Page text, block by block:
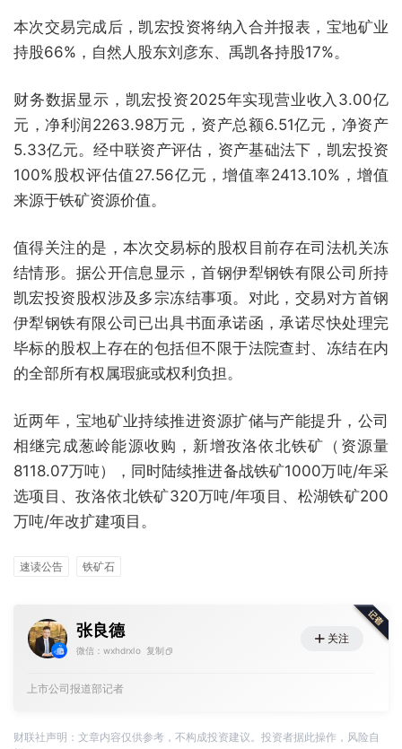
本次交易完成后，凯宏投资将纳入合并报表，宝地矿业
持股66%，自然人股东刘彦东、禹凯各持股17%。
财务数据显示，凯宏投资2025年实现营业收入3.00亿
元，净利润2263.98万元，资产总额6.51亿元，净资产
5.33亿元。经中联资产评估，资产基础法下，凯宏投资
100%股权评估值27.56亿元，增值率2413.10%，增值
来源于铁矿资源价值。
值得关注的是，本次交易标的股权目前存在司法机关冻
结情形。据公开信息显示，首钢伊犁钢铁有限公司所持
凯宏投资股权涉及多宗冻结事项。对此，交易对方首钢
伊犁钢铁有限公司已出具书面承诺函，承诺尽快处理完
毕标的股权上存在的包括但不限于法院查封、冻结在内
的全部所有权属瑕疵或权利负担。
近两年，宝地矿业持续推进资源扩储与产能提升，公司
相继完成葱岭能源收购，新增孜洛依北铁矿（资源量
8118.07万吨），同时陆续推进备战铁矿1000万吨/年采
选项目、孜洛依北铁矿320万吨/年项目、松湖铁矿200
万吨/年改扩建项目。
速读公告 铁矿石
张良德
微信：wxhdrxlo 复制
关注
上市公司报道部记者
财联社声明：文章内容仅供参考，不构成投资建议。投资者据此操作，风险自